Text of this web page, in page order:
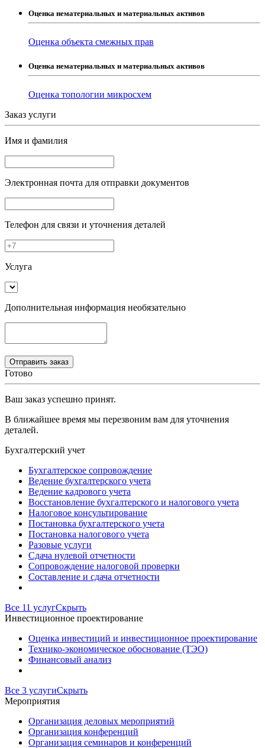
Оценка нематериальных и материальных активов
Оценка объекта смежных прав
Оценка нематериальных и материальных активов
Оценка топологии микросхем
Заказ услуги
Имя и фамилия
Электронная почта для отправки документов
Телефон для связи и уточнения деталей
Услуга
Дополнительная информация необязательно
Готово
Ваш заказ успешно принят.
В ближайшее время мы перезвоним вам для уточнения
деталей.
Бухгалтерский учет
Бухгалтерское сопровождение
Ведение бухгалтерского учета
Ведение кадрового учета
Восстановление бухгалтерского и налогового учета
Налоговое консультирование
Постановка бухгалтерского учета
Постановка налогового учета
Разовые услуги
Сдача нулевой отчетности
Сопровождение налоговой проверки
Составление и сдача отчетности
Все 11 услугСкрыть
Инвестиционное проектирование
Оценка инвестиций и инвестиционное проектирование
Технико-экономическое обоснование (ТЭО)
Финансовый анализ
Все 3 услугиСкрыть
Мероприятия
Организация деловых мероприятий
Организация конференций
Организация семинаров и конференций